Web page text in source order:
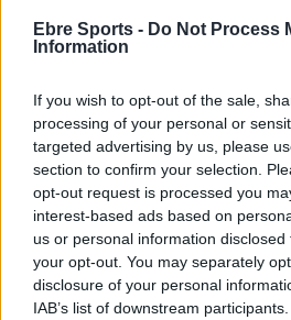
Ebre Sports - Do Not Process
Information
If you wish to opt-out of the sale,
processing of your personal or
targeted advertising by us, please
section to confirm your selection.
opt-out request is processed you
interest-based ads based on
us or personal information
your opt-out. You may separately
disclosure of your personal
IAB’s list of downstream
DEIXA UNA RESPOSTA
Comentari: